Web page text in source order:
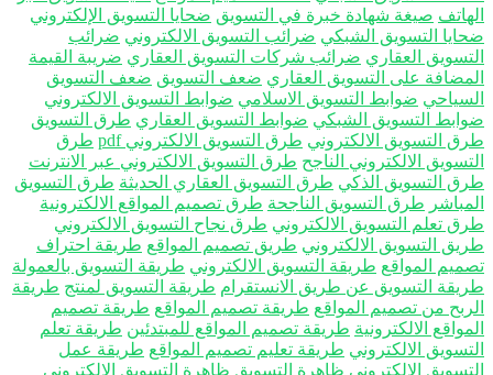
صيغة شهادة خبرة في التسويق ضحايا التسويق الإلكتروني
التسويق الشبكي ضرائب التسويق الالكتروني ضرائب
العقاري ضرائب شركات التسويق العقاري ضريبة القيمة
على التسويق العقاري ضعف التسويق ضعف التسويق
ضوابط التسويق الاسلامي ضوابط التسويق الالكتروني
التسويق الشبكي ضوابط التسويق العقاري طرق التسويق
التسويق الالكتروني طرق التسويق الالكتروني pdf
طرق
الالكتروني الناجح طرق التسويق الالكتروني عبر الانترنت
التسويق الذكي طرق التسويق العقاري الحديثة طرق التسويق
طرق التسويق الناجحة طرق تصميم المواقع الالكترونية
تعلم التسويق الالكتروني طرق نجاح التسويق الالكتروني
التسويق الالكتروني طريق تصميم المواقع طريقة احتراف
المواقع طريقة التسويق الالكتروني طريقة التسويق بالعمولة
التسويق عن طريق الانستقرام
طريقة التسويق لمنتج طريقة
من تصميم المواقع طريقة تصميم المواقع طريقة تصميم
الالكترونية طريقة تصميم المواقع للمبتدئين طريقة تعلم
الالكتروني طريقة تعليم تصميم المواقع طريقة عمل
الالكتروني ظاهرة التسويق ظاهرة التسويق الإلكتروني